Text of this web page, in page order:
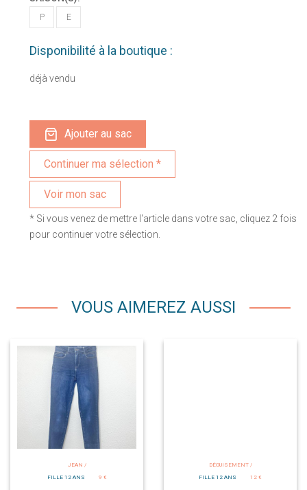
P E
Disponibilité à la boutique :
déjà vendu
Ajouter au sac
Voir mon sac
* Si vous venez de mettre l'article dans votre sac, cliquez 2 fois
pour continuer votre sélection.
VOUS AIMEREZ AUSSI
JEAN /
FILLE 12 ANS
9 €
DÉGUISEMENT /
FILLE 12 ANS
12 €